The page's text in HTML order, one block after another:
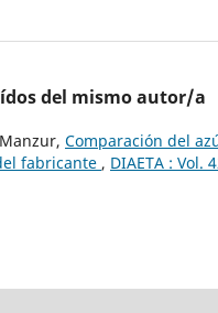
del mismo autor/a
Comparación del
fabricante , DIAETA : Vol.